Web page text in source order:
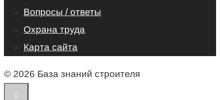
Вопросы / ответы
Охрана труда
Карта сайта
© 2026 База знаний строителя